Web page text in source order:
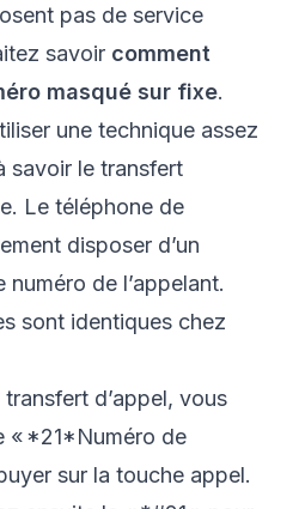
pas de service
savoir comment
masqué sur fixe.
une technique assez
savoir le transfert
Le téléphone de
disposer d’un
de l’appelant.
sont identiques chez
d’appel, vous
« *21*Numéro de
sur la touche appel.